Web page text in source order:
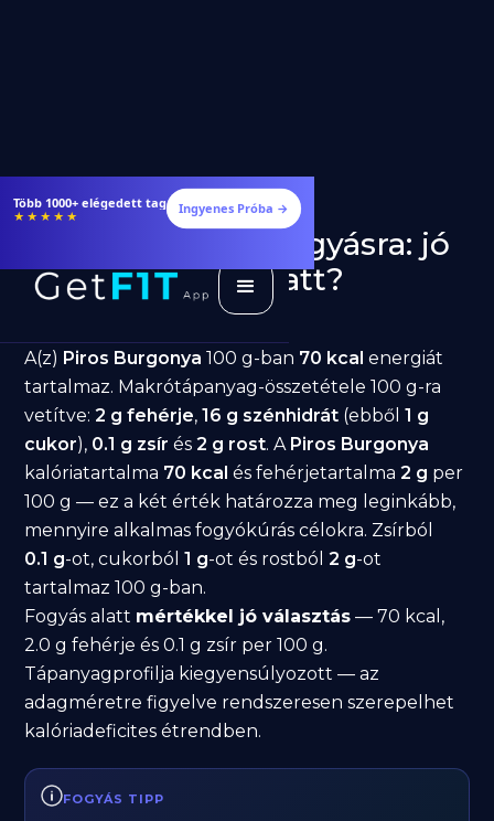
Több 1000+ elégedett tag
★★★★★ Ingyenes Próba →
Piros Burgonya fogyásra: jó
választás diéta alatt?
A(z) Piros Burgonya 100 g-ban 70 kcal energiát
tartalmaz. Makrótápanyag-összetétele 100 g-ra
vetítve:2 g fehérje,16 g szénhidrát (ebből1 g
cukor), 0.1 g zsír és2 g rost. A Piros Burgonya
kalóriatartalma 70 kcal és fehérjetartalma2 g per
100 g — ez a két érték határozza meg leginkább,
mennyire alkalmas fogyókúrás célokra. Zsírból
0.1 g-ot, cukorból1 g-ot és rostból2 g-ot
tartalmaz 100 g-ban.
Fogyás alatt mértékkel jó választás — 70 kcal,
2.0 g fehérje és 0.1 g zsír per 100 g.
Tápanyagprofilja kiegyensúlyozott — az
adagméretre figyelve rendszeresen szerepelhet
kalóriadeficites étrendben.
FOGYÁS TIPP